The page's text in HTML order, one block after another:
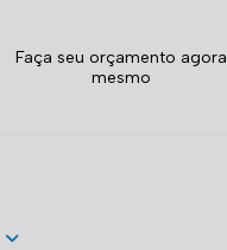
Faça seu orçamento agora
mesmo